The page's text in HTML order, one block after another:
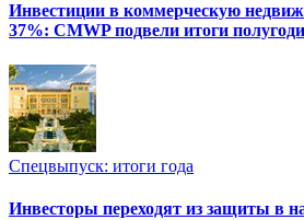
Инвестиции в коммерческую
37%: CMWP подвели итоги
Спецвыпуск: итоги года
Инвесторы переходят из защиты в